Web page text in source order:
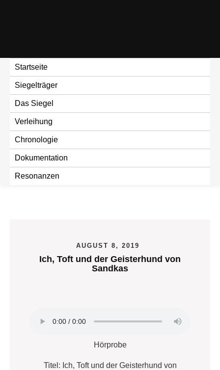
Startseite
Siegelträger
Das Siegel
Verleihung
Chronologie
Dokumentation
Resonanzen
AUGUST 8, 2019
Ich, Toft und der Geisterhund von
Sandkas
Hörprobe
Titel: Ich, Toft und der Geisterhund von